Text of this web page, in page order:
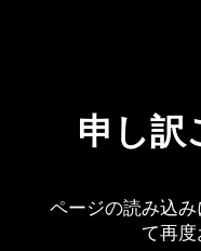
申し訳
ページの読み込
て再度